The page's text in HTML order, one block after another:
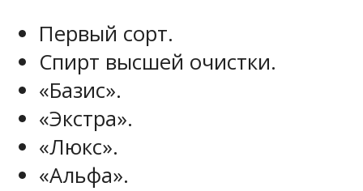
Первый сорт.
Спирт высшей очистки.
«Базис».
«Экстра».
«Люкс».
«Альфа».